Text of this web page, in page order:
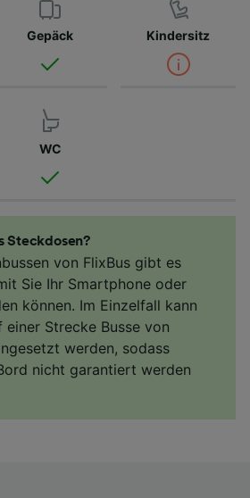
Gepäck Kindersitz
WC
Steckdosen?
von FlixBus gibt es
Sie Ihr Smartphone oder
können. Im Einzelfall kann
einer Strecke Busse von
werden, sodass
nicht garantiert werden